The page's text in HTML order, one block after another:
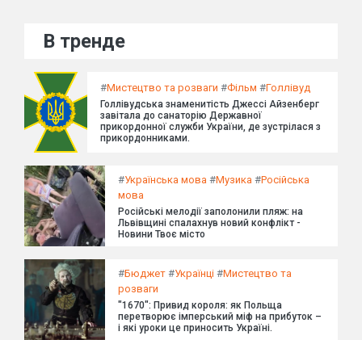
В тренде
#Мистецтво та розваги #Фільм #Голлівуд
Голлівудська знаменитість Джессі Айзенберг
завітала до санаторію Державної
прикордонної служби України, де зустрілася з
прикордонниками.
#Українська мова #Музика #Російська
мова
Російські мелодії заполонили пляж: на
Львівщині спалахнув новий конфлікт -
Новини Твоє місто
#Бюджет #Українці #Мистецтво та
розваги
"1670": Привид короля: як Польща
перетворює імперський міф на прибуток –
і які уроки це приносить Україні.